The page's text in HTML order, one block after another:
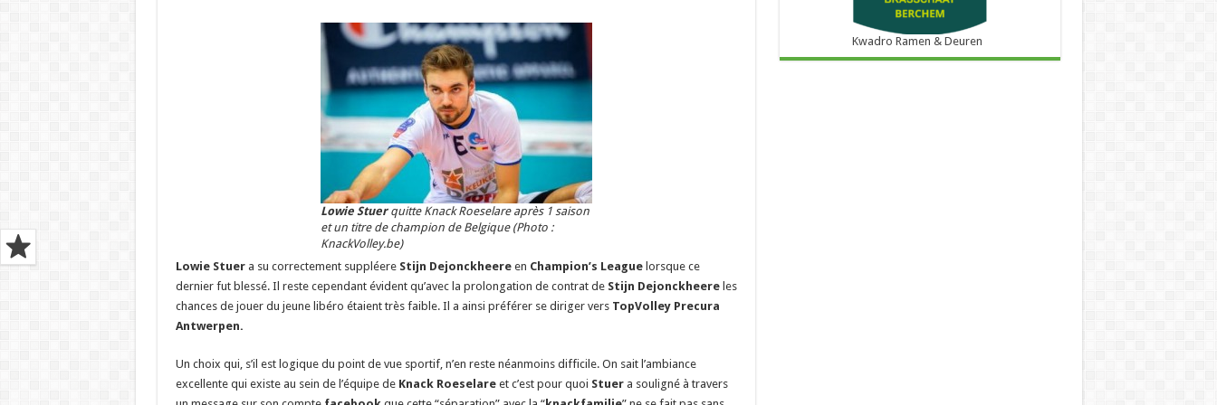
Lowie Stuerquitte Knack Roeselare après 1 saison
et un titre de champion de Belgique (Photo :
KnackVolley.be)
Lowie Stuera su correctement suppléere Stijn Dejonckheereen Champion’s Leaguelorsque ce
dernier fut blessé. Il reste cependant évident qu’avec la prolongation de contrat deStijn Dejonckheereles
chances de jouer du jeune libéro étaient très faible. Il a ainsi préférer se diriger vers TopVolley Precura
Antwerpen.
Un choix qui, s’il est logique du point de vue sportif, n’en reste néanmoins difficile. On sait l’ambiance
excellente qui existe au sein de l’équipe de Knack Roeselareet c’est pour quoi Stuera souligné à travers
Kwadro Ramen & Deuren